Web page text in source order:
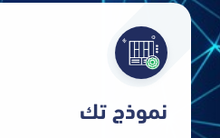
نموذج تك
شاهد المزيد